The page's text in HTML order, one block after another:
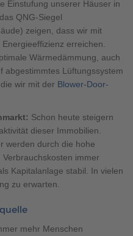
Einstufung unserer Häuser in
QNG-Siegel
zeigen, dass wir mit
erreichen.
Wärmedämmung, auch
abgestimmtes Lüftungssystem
wir mit der Blower-Door-
Schon heute steigern
dieser Immobilien.
werden durch die hohe
immer
Kapitalanlage stabil. In vielen
zu erwarten.
mehr Menschen